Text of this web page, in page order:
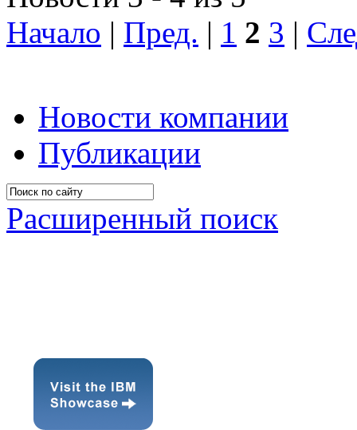
Начало | Пред. | 1 2 3 |
Новости компании
Публикации
Расширенный поиск